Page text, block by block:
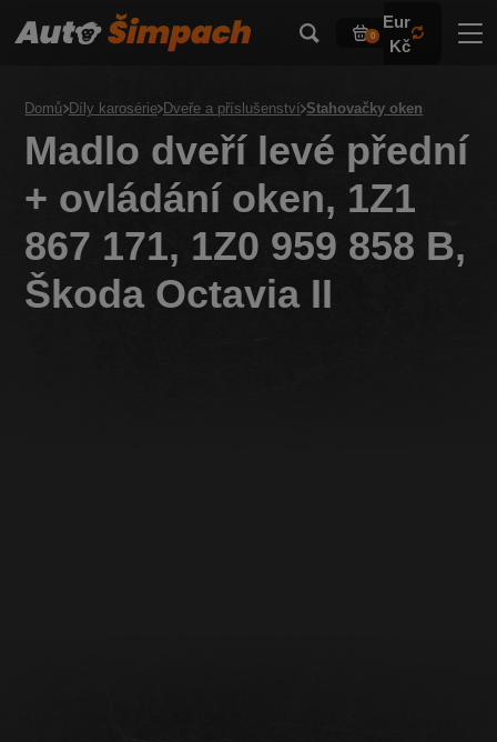
0
Eur
Kč
Domů Díly karosérie Dveře a příslušenství Stahovačky oken
Madlo dveří levé přední
+ ovládání oken, 1Z1
867 171, 1Z0 959 858 B,
Škoda Octavia II